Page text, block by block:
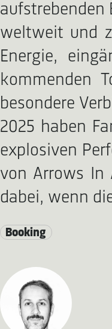
aufstrebenden
weltweit und
Energie,
kommenden
besondere
2025 haben
explosiven
von Arrows In
dabei, wenn
Booking